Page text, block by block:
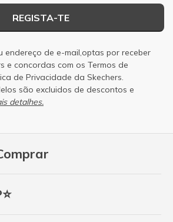
REGISTA-TE
endereço de e-mail,optas por receber
e concordas com os Termos de
de Privacidade da Skechers.
são excluidos de descontos e
detalhes.